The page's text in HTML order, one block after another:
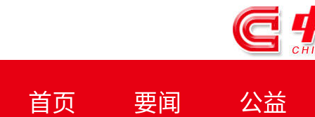
首页 要闻
公益